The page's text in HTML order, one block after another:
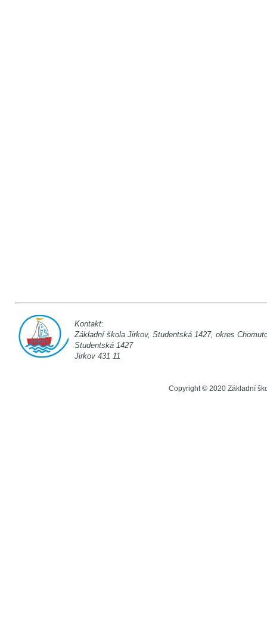
Kontakt:
Základní škola Jirkov, Studentská
Studentská
Jirkov 431 11
Copyright © 2020 Základní